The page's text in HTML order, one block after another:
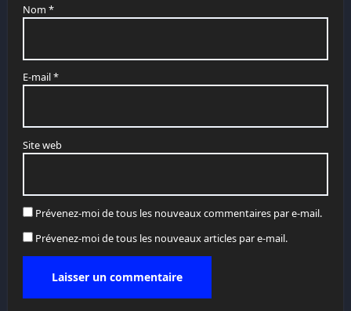
Nom *
E-mail*
Site web
Prévenez-moi de tous les nouveaux commentaires par e-mail.
Prévenez-moi de tous les nouveaux articles par e-mail.